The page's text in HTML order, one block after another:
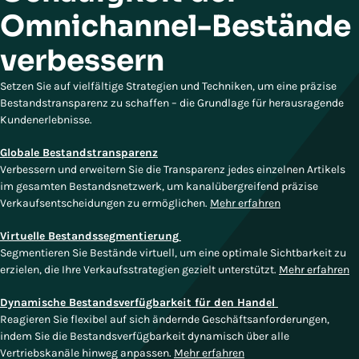
Omnichannel-Bestände
verbessern
Setzen Sie auf vielfältige Strategien und Techniken, um eine präzise
Bestandstransparenz zu schaffen – die Grundlage für herausragende
Kundenerlebnisse.
Globale Bestandstransparenz
Verbessern und erweitern Sie die Transparenz jedes einzelnen Artikels
im gesamten Bestandsnetzwerk, um kanalübergreifend präzise
Verkaufsentscheidungen zu ermöglichen. Mehr erfahren
Virtuelle Bestandssegmentierung
Segmentieren Sie Bestände virtuell, um eine optimale Sichtbarkeit zu
erzielen, die Ihre Verkaufsstrategien gezielt unterstützt. Mehr erfahren
Dynamische Bestandsverfügbarkeit für den Handel
Reagieren Sie flexibel auf sich ändernde Geschäftsanforderungen,
indem Sie die Bestandsverfügbarkeit dynamisch über alle
Vertriebskanäle hinweg anpassen. Mehr erfahren